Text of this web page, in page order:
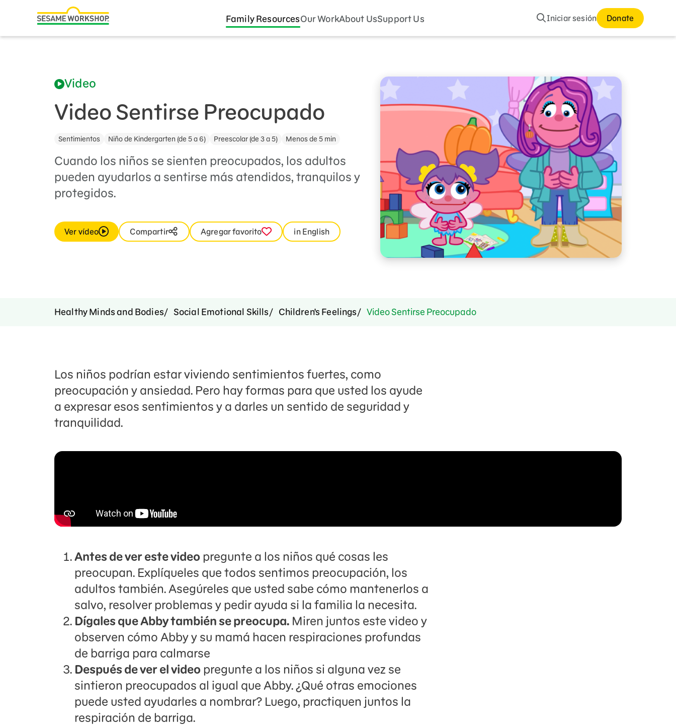
Family ResourcesOur WorkAbout UsSupport Us Buscar
Iniciar sesión Donate
Family Resources
Healthy Minds and Bodies
Courses and Webinars
Games and Storybooks
Video
Video Sentirse Preocupado
Sentimientos Niño de Kindergarten (de 5 a 6) Preescolar (de 3 a 5) Menos de 5 min
Cuando los niños se sienten preocupados, los adultos
pueden ayudarlos a sentirse más atendidos, tranquilos y
protegidos.
Ver vídeo Compartir Agregar favorito in English
Healthy Minds and Bodies Social Emotional Skills Children's Feelings Video Sentirse Preocupado
Los niños podrían estar viviendo sentimientos fuertes, como
preocupación y ansiedad. Pero hay formas para que usted los ayude
a expresar esos sentimientos y a darles un sentido de seguridad y
tranquilidad.
Antes de ver este videopregunte a los niños qué cosas les
preocupan. Explíqueles que todos sentimos preocupación, los
adultos también. Asegúreles que usted sabe cómo mantenerlos a
salvo, resolver problemas y pedir ayuda si la familia la necesita.
Dígales que Abby también se preocupa. Miren juntos este video y
observen cómo Abby y su mamá hacen respiraciones profundas
de barriga para calmarse
Después de ver el videopregunte a los niños si alguna vez se
sintieron preocupados al igual que Abby. ¿Qué otras emociones
puede usted ayudarles a nombrar? Luego, practiquen juntos la
respiración de barriga.